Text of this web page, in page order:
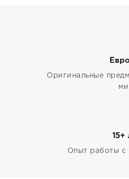
Оригинальные
15+
Опыт работы с